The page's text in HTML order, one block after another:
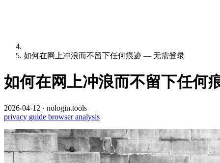
如何在网上冲浪而不留下任何痕迹 — 无需登录
如何在网上冲浪而不留下任何
2026-04-12 · nologin.tools
privacy guide browseranalysis